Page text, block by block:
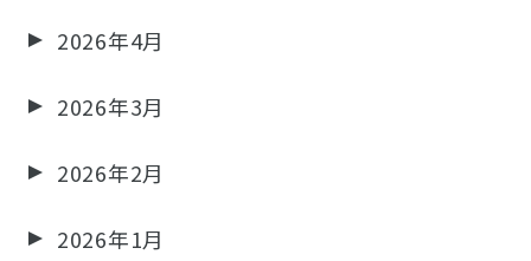
2026年4月
2026年3月
2026年2月
2026年1月